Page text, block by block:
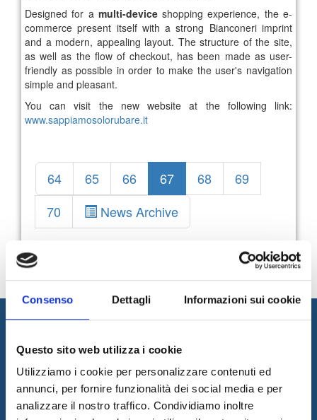
Consenso Dettagli Informazioni sui cookie
Questo sito web utilizza i cookie
Utilizziamo i cookie per personalizzare contenuti ed
annunci, per fornire funzionalità dei social media e per
analizzare il nostro traffico. Condividiamo inoltre
Designed for a multi-deviceshopping experience, the e-
commerce present itself with a strong Bianconeri imprint
and a modern, appealing layout. The structure of the site,
as well as the flow of checkout, has been made as user-
friendly as possible in order to make the user's navigation
simple and pleasant.
You can visit the new website at the following link:
www.sappiamosolorubare.it
64 65 66 67 68
69
70
News Archive